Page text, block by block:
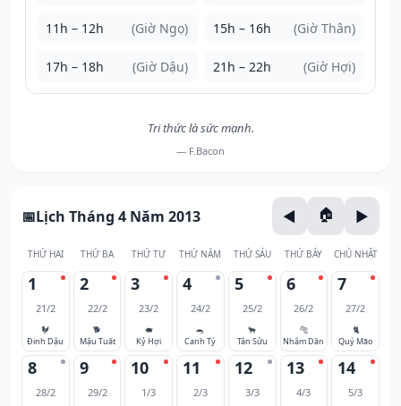
11h – 12h (Giờ Ngọ) 15h – 16h (Giờ Thân)
17h – 18h (Giờ Dậu) 21h – 22h (Giờ Hợi)
Tri thức là sức mạnh.
— F.Bacon
Lịch Tháng 4 Năm 2013
THỨ HAI THỨ BA THỨ TƯ THỨ NĂM THỨ SÁU THỨ BẢY CHỦ NHẬT
1
21/2
🐓
Đinh Dậu
2
22/2
🐕
Mậu Tuất
3
23/2
🐖
Kỷ Hợi
4
24/2
🐀
Canh Tý
5
25/2
🐂
Tân Sửu
6
26/2
🐅
Nhâm Dần
7
27/2
🐈
Quý Mão
8
28/2
9
29/2
10
1/3
11
2/3
12
3/3
13
4/3
14
5/3